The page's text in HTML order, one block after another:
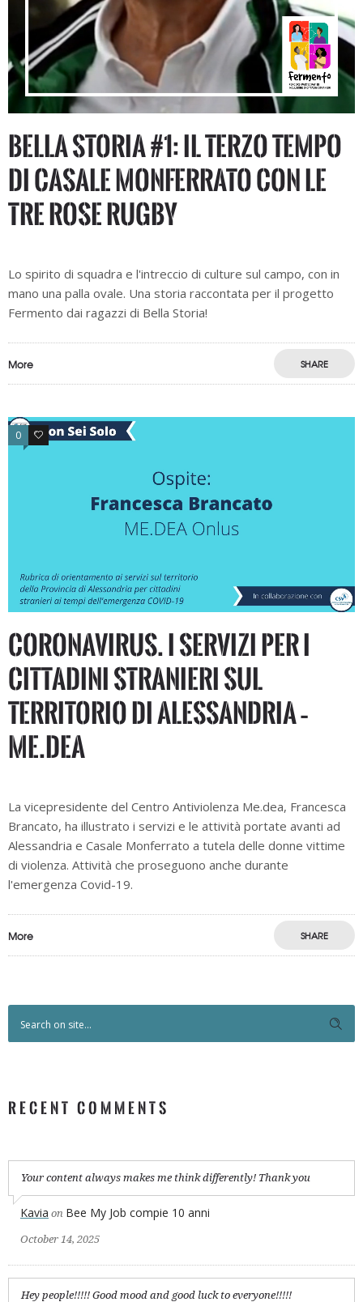
Bella Storia #1: Il terzo tempo
di Casale Monferrato con le
Tre Rose Rugby
Lo spirito di squadra e l'intreccio di culture sul campo, con in
mano una palla ovale. Una storia raccontata per il progetto
Fermento dai ragazzi di Bella Storia!
More SHARE
0 0
CORONAVIRUS. I servizi per i
cittadini stranieri sul
territorio di Alessandria –
ME.DEA
La vicepresidente del Centro Antiviolenza Me.dea, Francesca
Brancato, ha illustrato i servizi e le attività portate avanti ad
Alessandria e Casale Monferrato a tutela delle donne vittime
di violenza. Attività che proseguono anche durante
l'emergenza Covid-19.
More SHARE
RECENT COMMENTS
Your content always makes me think differently! Thank you
Kavia on Bee My Job compie 10 anni
October 14, 2025
Hey people!!!!! Good mood and good luck to everyone!!!!!